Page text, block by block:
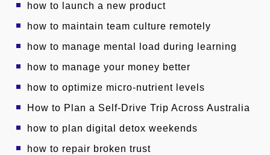
how to launch a new product
how to maintain team culture remotely
how to manage mental load during learning
how to manage your money better
how to optimize micro-nutrient levels
How to Plan a Self-Drive Trip Across Australia
how to plan digital detox weekends
how to repair broken trust